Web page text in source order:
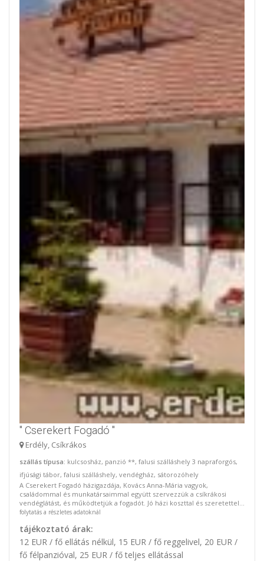
" Cserekert Fogadó "
Erdély, Csíkrákos
szállás típusa: kulcsosház, panzió **, falusi szálláshely 3 napraforgós,
ifjúsági tábor, falusi szálláshely, vendégház, sátorozóhely
A Cserekert Fogadó házigazdája, Kovács Anna-Mária vagyok,
családommal és munkatársaimmal együtt szervezzük a csíkrákosi
vendéglátást, és működtetjük a fogadót. Jó házi koszttal és szeretettel...
folytatás a részletes adatoknál
tájékoztató árak:
12 EUR / fő ellátás nélkül, 15 EUR / fő reggelivel, 20 EUR /
fő félpanzióval, 25 EUR / fő teljes ellátással